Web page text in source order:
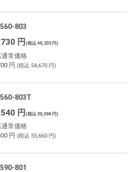
803
円 (税込 49,203 円)
通常価格
円 (税込 54,670 円)
803T
円(税込 50,094 円)
通常価格
円 (税込 55,660 円)
801